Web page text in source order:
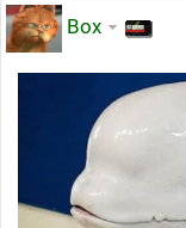
Box